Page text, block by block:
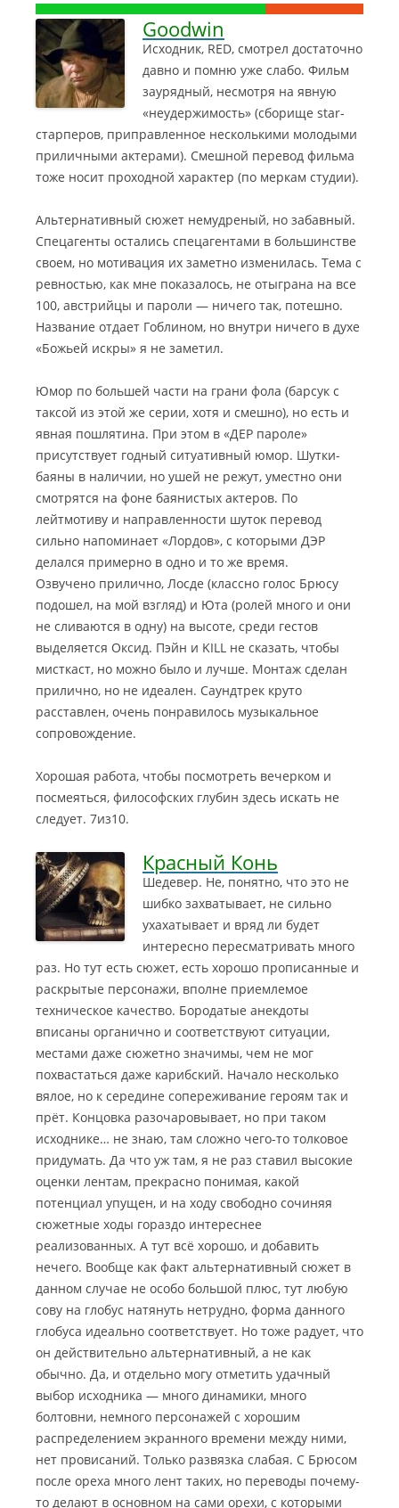
Goodwin
Исходник, RED, смотрел достаточно
давно и помню уже слабо. Фильм
заурядный, несмотря на явную
«неудержимость» (сборище star-
старперов, приправленное несколькими молодыми
приличными актерами). Смешной перевод фильма
тоже носит проходной характер (по меркам студии).
Альтернативный сюжет немудреный, но забавный.
Спецагенты остались спецагентами в большинстве
своем, но мотивация их заметно изменилась. Тема с
ревностью, как мне показалось, не отыграна на все
100, австрийцы и пароли — ничего так, потешно.
Название отдает Гоблином, но внутри ничего в духе
«Божьей искры» я не заметил.
Юмор по большей части на грани фола (барсук с
таксой из этой же серии, хотя и смешно), но есть и
явная пошлятина. При этом в «ДЕР пароле»
присутствует годный ситуативный юмор. Шутки-
баяны в наличии, но ушей не режут, уместно они
смотрятся на фоне баянистых актеров. По
лейтмотиву и направленности шуток перевод
сильно напоминает «Лордов», с которыми ДЭР
делался примерно в одно и то же время.
Озвучено прилично, Лосде (классно голос Брюсу
подошел, на мой взгляд) и Юта (ролей много и они
не сливаются в одну) на высоте, среди гестов
выделяется Оксид. Пэйн и KILL не сказать, чтобы
мисткаст, но можно было и лучше. Монтаж сделан
прилично, но не идеален. Саундтрек круто
расставлен, очень понравилось музыкальное
сопровождение.
Хорошая работа, чтобы посмотреть вечерком и
посмеяться, философских глубин здесь искать не
следует. 7из10.
Красный Конь
Шедевер. Не, понятно, что это не
шибко захватывает, не сильно
ухахатывает и вряд ли будет
интересно пересматривать много
раз. Но тут есть сюжет, есть хорошо прописанные и
раскрытые персонажи, вполне приемлемое
техническое качество. Бородатые анекдоты
вписаны органично и соответствуют ситуации,
местами даже сюжетно значимы, чем не мог
похвастаться даже карибский. Начало несколько
вялое, но к середине сопереживание героям так и
прёт. Концовка разочаровывает, но при таком
исходнике… не знаю, там сложно чего-то толковое
придумать. Да что уж там, я не раз ставил высокие
оценки лентам, прекрасно понимая, какой
потенциал упущен, и на ходу свободно сочиняя
сюжетные ходы гораздо интереснее
реализованных. А тут всё хорошо, и добавить
нечего. Вообще как факт альтернативный сюжет в
данном случае не особо большой плюс, тут любую
сову на глобус натянуть нетрудно, форма данного
глобуса идеально соответствует. Но тоже радует, что
он действительно альтернативный, а не как
обычно. Да, и отдельно могу отметить удачный
выбор исходника — много динамики, много
болтовни, немного персонажей с хорошим
распределением экранного времени между ними,
нет провисаний. Только развязка слабая. С Брюсом
после ореха много лент таких, но переводы почему-
то делают в основном на сами орехи, с которыми